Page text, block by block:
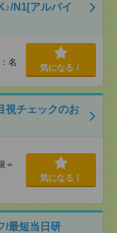
N1[アルバイ
名
気になる！
視チェックのお
＝
気になる！
/最短当日研